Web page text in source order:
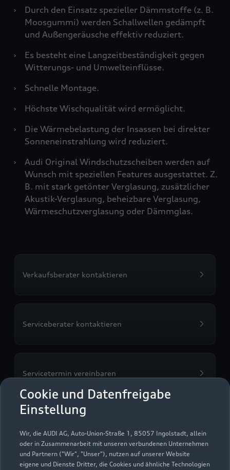
Cookie und Datenfreigabe
Einstellung
Wir, die AUDI AG, Auto-Union-Straße 1, 85057 Ingolstadt, allein
oder in Zusammenarbeit mit unseren verbundenen Unternehmen
und Partnern ("Wir", "Unser"), nutzen auf unserer Website
eigene und Dienste Dritter, die Cookies und ähnliche Technologien
›
Durch den Einsatz spezieller Dämmstoffe (z. B.
Moosgummi) werden Schallwellen gedämpft
und Außengeräusche effektiv reduziert.
›
Es besteht eine Langzeitbeständigkeit gegen
Witterungs- und Umwelteinflüsse.
›
Schnelle Montage.
›
Höchste Wischqualität wird ermöglicht.
›
Die Wärmebelastung der Insassen bei direkter
Sonneneinstrahlung wird reduziert.
›
Audi Original Windschutzscheiben werden auf
Wunsch mit speziellen Features ausgestattet. Z.
B. mit stark getönter Verglasung, zusätzlicher
Akustik-Verglasung, beheizbare Verglasung,
Wärmeschutzverglasung oder Dämmglas.
Verkaufsberater kontaktieren
Serviceberater kontaktieren
Servicetermin vereinbaren